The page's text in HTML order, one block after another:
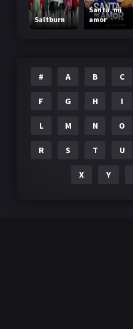
Saltburn
Santa, mi
amor
# A B C
F G H I
L M N O
R S T U
X Y